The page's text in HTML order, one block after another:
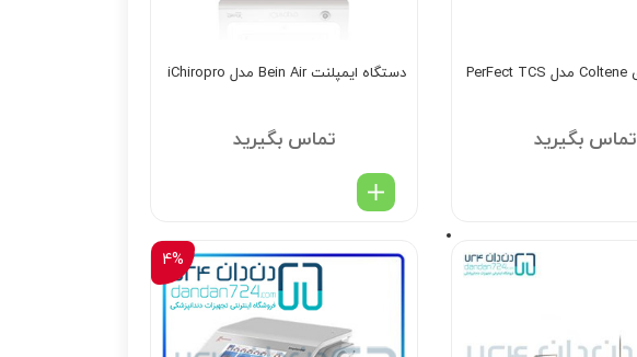
الکتروسرجری Coltene مدل PerFect TCS
تماس بگیرید
دستگاه ایمپلنت Bein Air مدل iChiropro
تماس بگیرید
4%